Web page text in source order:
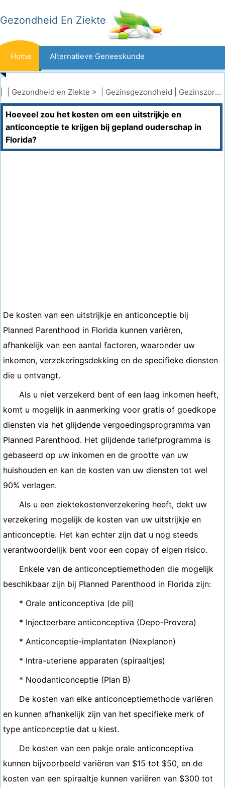
Gezondheid En Ziekte
Home Alternatieve Geneeskunde
Beten En Steken Kanker
Aandoeningen En Behandelingen Mond- En Tandzorg
Dieet En Voeding Gezinsgezondheid Zorgsector
Gezondheid en Ziekte > | Gezinsgezondheid Gezinszorgverzekering
Hoeveel zou het kosten om een ​​uitstrijkje en
anticonceptie te krijgen bij gepland ouderschap in
Florida?
De kosten van een uitstrijkje en anticonceptie bij
Planned Parenthood in Florida kunnen variëren,
afhankelijk van een aantal factoren, waaronder uw
inkomen, verzekeringsdekking en de specifieke diensten
die u ontvangt.
Als u niet verzekerd bent of een laag inkomen heeft,
komt u mogelijk in aanmerking voor gratis of goedkope
diensten via het glijdende vergoedingsprogramma van
Planned Parenthood. Het glijdende tariefprogramma is
gebaseerd op uw inkomen en de grootte van uw
huishouden en kan de kosten van uw diensten tot wel
90% verlagen.
Als u een ziektekostenverzekering heeft, dekt uw
verzekering mogelijk de kosten van uw uitstrijkje en
anticonceptie. Het kan echter zijn dat u nog steeds
verantwoordelijk bent voor een copay of eigen risico.
Enkele van de anticonceptiemethoden die mogelijk
beschikbaar zijn bij Planned Parenthood in Florida zijn:
* Orale anticonceptiva (de pil)
* Injecteerbare anticonceptiva (Depo-Provera)
* Anticonceptie-implantaten (Nexplanon)
* Intra-uteriene apparaten (spiraaltjes)
* Noodanticonceptie (Plan B)
De kosten van elke anticonceptiemethode variëren
en kunnen afhankelijk zijn van het specifieke merk of
type anticonceptie dat u kiest.
De kosten van een pakje orale anticonceptiva
kunnen bijvoorbeeld variëren van $15 tot $50, en de
kosten van een spiraaltje kunnen variëren van $300 tot